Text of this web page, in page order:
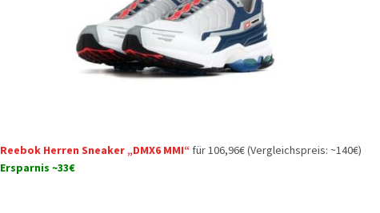
Reebok Herren Sneaker „DMX6 MMI“ für 106,96€ (Vergleichspreis: ~140€)
Ersparnis ~33€